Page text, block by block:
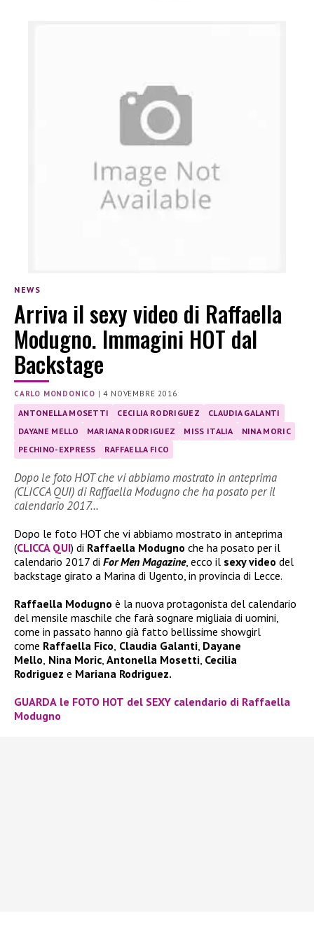
NEWS
Arriva il sexy video di Raffaella
Modugno. Immagini HOT dal
Backstage
CARLO MONDONICO |4 NOVEMBRE 2016
ANTONELLA MOSETTI CECILIA RODRIGUEZ
CLAUDIA GALANTI
DAYANE MELLO
MARIANA RODRIGUEZ MISS ITALIA
NINA MORIC
PECHINO-EXPRESS
RAFFAELLA FICO
Dopo le foto HOT che vi abbiamo mostrato in anteprima
(CLICCA QUI) di Raffaella Modugno che ha posato per il
calendario 2017…
Dopo le foto HOT che vi abbiamo mostrato in anteprima
(CLICCA QUI) di Raffaella Modugno che ha posato per il
calendario 2017 di For Men Magazine, ecco il sexy video del
backstage girato a Marina di Ugento, in provincia di Lecce.
Raffaella Modugno è la nuova protagonista del calendario
del mensile maschile che farà sognare migliaia di uomini,
come in passato hanno già fatto bellissime showgirl
come Raffaella Fico, Claudia Galanti, Dayane
Mello, Nina Moric, Antonella Mosetti, Cecilia
Rodriguez e Mariana Rodriguez.
GUARDA le FOTO HOT del SEXY calendario di Raffaella
Modugno